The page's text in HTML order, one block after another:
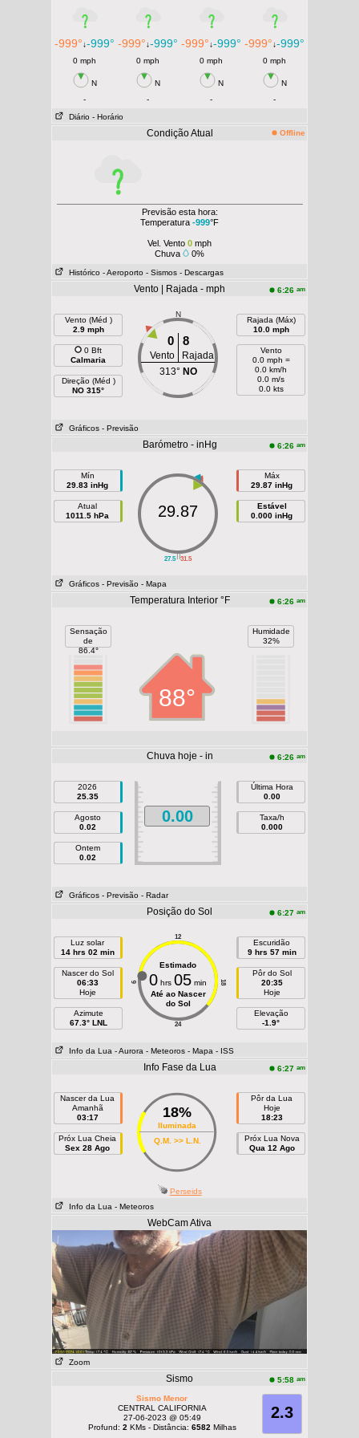
-999°↓-999° -999°↓-999° -999°↓-999° -999°↓-999°
0 mph 0 mph 0 mph 0 mph
N N N
N
-
- -
-
Diário - Horário
Condição Atual Offline
Previsão esta hora:
Temperatura -999°F
Vel. Vento 0 mph
Chuva
0%
Histórico - Aeroporto - Sismos - Descargas
Vento | Rajada - mph 6:26 am
Vento (Méd )
2.9 mph
0 Bft
Calmaria
Direção (Méd )
NO 315°
N
0 8
Vento
Rajada
313° NO
Rajada (Máx)
10.0 mph
Vento
0.0 mph =
0.0 km/h
0.0 m/s
0.0 kts
Gráficos - Previsão
Barómetro - inHg 6:26 am
Mín
29.83 inHg
Atual
1011.5 hPa
||
27.5 31.5
29.87
Máx
29.87 inHg
Estável
0.000 inHg
Gráficos - Previsão - Mapa
Temperatura Interior °F 6:26 am
Sensação
de
86.4°
88°
Humidade
32%
Chuva hoje - in 6:26 am
2026
25.35
Agosto
0.02
Ontem
0.02
0.00
Última Hora
0.00
Taxa/h
0.000
Gráficos - Previsão - Radar
Posição do Sol 6:27 am
Luz solar
14 hrs 02 min
Nascer do Sol
06:33
Hoje
Azimute
67.3° LNL
12
24
6 18
Estimado
0 hrs 05 min
Até ao Nascer
do Sol
Escuridão
9 hrs 57 min
Pôr do Sol
20:35
Hoje
Elevação
-1.9°
Info da Lua - Aurora - Meteoros - Mapa - ISS
Info Fase da Lua 6:27 am
Nascer da Lua
Amanhã
03:17
Próx Lua Cheia
Sex 28 Ago
18%
Iluminada
Q.M. >> L.N.
Pôr da Lua
Hoje
18:23
Próx Lua Nova
Qua 12 Ago
Perseids
Info da Lua - Meteoros
WebCam Ativa
Zoom
Sismo 5:58 am
2.3
Sismo Menor
CENTRAL CALIFORNIA
27-06-2023 @ 05:49
Profund: 2 KMs - Distância: 6582 Milhas